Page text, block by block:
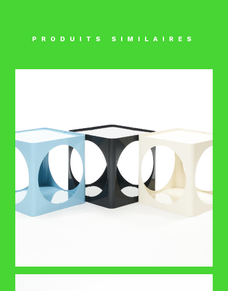
PRODUITS SIMILAIRES